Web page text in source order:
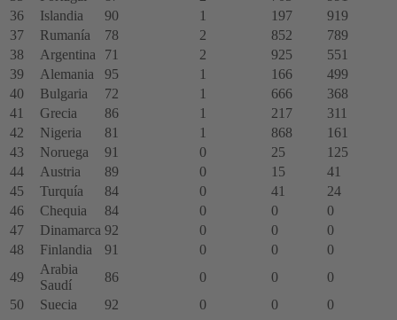
36
Islandia 90 1 197
919
37
Rumanía 78 2 852
789
38
Argentina 71 2 925
551
39
Alemania 95 1 166
499
40
Bulgaria 72 1 666
368
41
Grecia 86 1 217
311
42
Nigeria 81 1 868
161
43
Noruega 91 0 25
125
44
Austria 89 0 15
41
45
Turquía 84 0 41
24
46
Chequia 84 0 0
0
47
Dinamarca 92 0 0
0
48
Finlandia 91 0 0
0
49
Arabia
Saudí
86 0 0
0
50
Suecia 92 0 0 0